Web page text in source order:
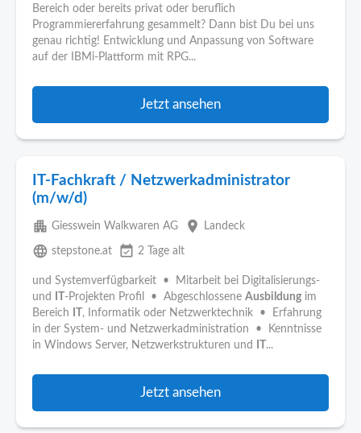
Bereich oder bereits privat oder beruflich
Programmiererfahrung gesammelt? Dann bist Du bei uns
genau richtig! Entwicklung und Anpassung von Software
auf der IBMi-Plattform mit RPG...
Jetzt ansehen
IT-Fachkraft / Netzwerkadministrator
(m/w/d)
apartment Giesswein Walkwaren AG place Landeck
language stepstone.at event_available 2 Tage alt
und Systemverfügbarkeit • Mitarbeit bei Digitalisierungs-
und
-Projekten Profil • Abgeschlossene Ausbildung im
Bereich
, Informatik oder Netzwerktechnik • Erfahrung
in der System- und Netzwerkadministration • Kenntnisse
in Windows Server, Netzwerkstrukturen und
...
Jetzt ansehen